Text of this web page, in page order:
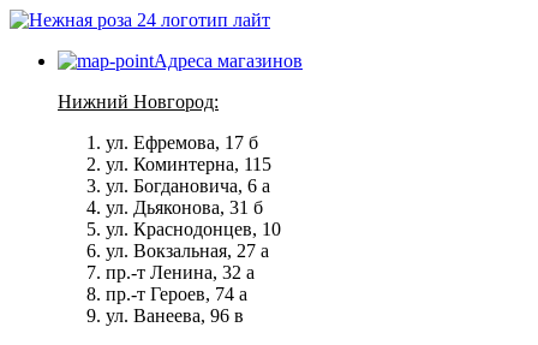
Адреса магазинов
Нижний Новгород:
ул. Ефремова, 17 б
ул. Коминтерна, 115
ул. Богдановича, 6 а
ул. Дьяконова, 31 б
ул. Краснодонцев, 10
ул. Вокзальная, 27 а
пр.-т Ленина, 32 а
пр.-т Героев, 74 а
ул. Ванеева, 96 в